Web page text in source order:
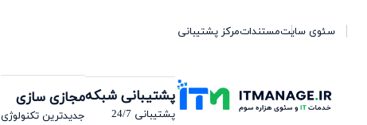
سئوی سایتمستنداتمرکز پشتیبانی
پشتیبانی شبکه
پشتیبانی 24/7
مجازی سازی
جدیدترین تکنولوژی